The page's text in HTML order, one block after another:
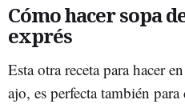
Cómo hacer sopa
exprés
Esta otra receta para hacer
ajo, es perfecta también